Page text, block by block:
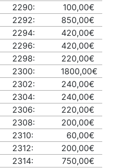
2290:
100,00€
2292:
850,00€
2294:
420,00€
2296:
420,00€
2298:
220,00€
2300:
1800,00€
2302:
240,00€
2304:
240,00€
2306:
220,00€
2308:
200,00€
2310:
60,00€
2312:
200,00€
2314:
750,00€